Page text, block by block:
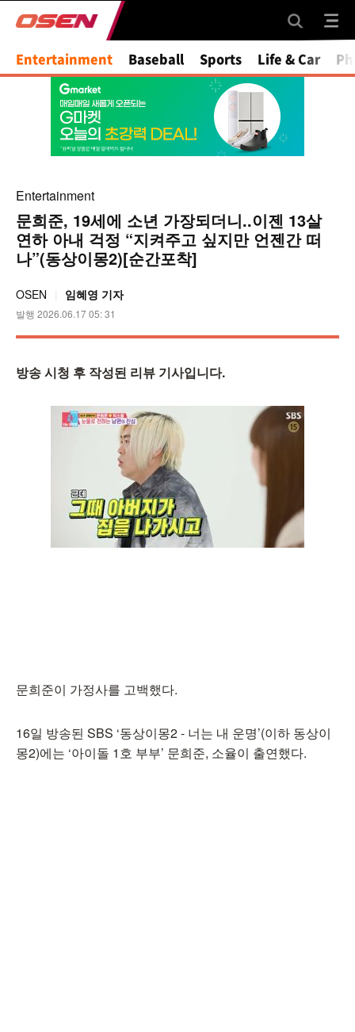
Entertainment Baseball Sports Life & Car
Entertainment
문희준, 19세에 소년 가장되더니..이젠 13살
연하 아내 걱정 “지켜주고 싶지만 언젠간 떠
나”(동상이몽2)[순간포착]
OSEN 임혜영 기자
발행 2026.06.17 05: 31
방송 시청 후 작성된 리뷰 기사입니다.
문희준이 가정사를 고백했다.
16일 방송된 SBS ‘동상이몽2 - 너는 내 운명’(이하 동상이
몽2)에는 ‘아이돌 1호 부부’ 문희준, 소율이 출연했다.